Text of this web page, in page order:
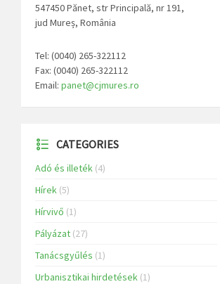
547450 Pănet, str Principală, nr 191,
jud Mureș, România
Tel: (0040) 265-322112
Fax: (0040) 265-322112
Email: panet@cjmures.ro
CATEGORIES
Adó és illeték (4)
Hírek (5)
Hírvivő (1)
Pályázat (27)
Tanácsgyűlés (1)
Urbanisztikai hirdetések (1)